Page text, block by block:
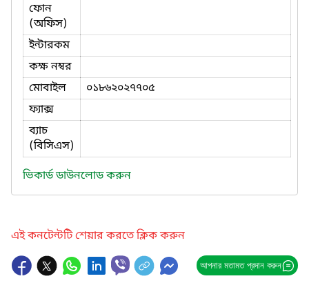
ফোন
(অফিস)
ইন্টারকম
কক্ষ নম্বর
মোবাইল
০১৮৬২০২৭৭০৫
ফ্যাক্স
ব্যাচ
(বিসিএস)
ভিকার্ড ডাউনলোড করুন
এই কনটেন্টটি শেয়ার করতে ক্লিক করুন
আপনার মতামত প্রদান করুন